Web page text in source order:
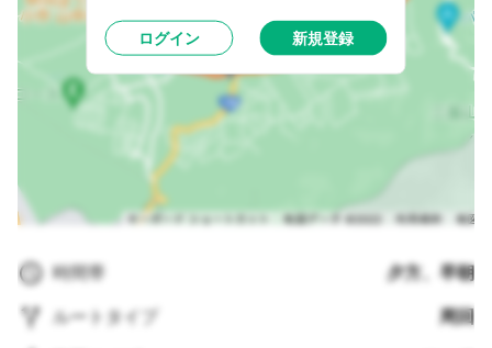
時間帯 夕方、早朝
ルートタイプ 周回
ログイン 新規登録